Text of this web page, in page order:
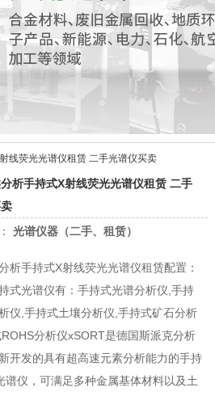
线荧光光谱仪租赁 二手光谱仪买卖
析手持式X射线荧光光谱仪租赁 二手
光谱仪器（二手、租赁）
析手持式X射线荧光光谱仪租赁配置：
式光谱仪有：手持式光谱分析仪,手持
仪,手持式土壤分析仪,手持式矿石分析
分析仪xSORT是德国斯派克分析
开发的具有超高速元素分析能力的手持
谱仪，可满足多种金属基体材料以及土